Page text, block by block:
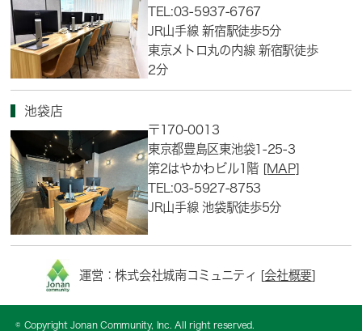
TEL:03-5937-6767
JR山手線 新宿駅徒歩5分
東京メトロ丸の内線 新宿駅徒歩
2分
池袋店
〒170-0013
東京都豊島区東池袋1-25-3
第2はやかわビル1階 [MAP]
TEL:03-5927-8753
JR山手線 池袋駅徒歩5分
運営：株式会社城南コミュニティ [会社概要]
© Copyright Jonan Community, Inc. All right reserved.